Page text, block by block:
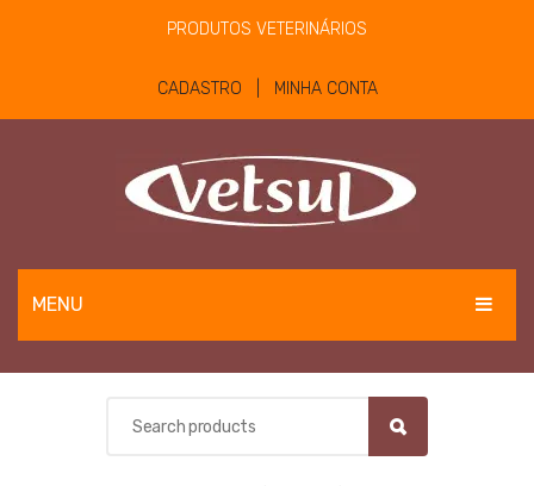
PRODUTOS VETERINÁRIOS
CADASTRO | MINHA CONTA
MENU
EQUINOS
BOVINOS E OVINOS